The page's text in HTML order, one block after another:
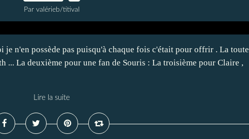
Par valérieb/titival
je n'en possède pas puisqu'à chaque fois c'était pour offrir . La toute
... La deuxième pour une fan de Souris : La troisième pour Claire ,
Lire la suite